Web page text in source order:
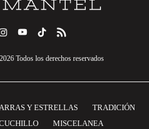
Todos los derechos reservados
Y ESTRELLAS
TRADICIÓN
MISCELANEA